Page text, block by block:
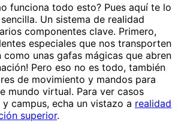
funciona todo esto? Pues aquí te lo
Un sistema de realidad
componentes clave. Primero,
especiales que nos transporten
como unas gafas mágicas que abren
Pero eso no es todo, también
de movimiento y mandos para
mundo virtual. Para ver casos
campus, echa un vistazo a realidad
superior.